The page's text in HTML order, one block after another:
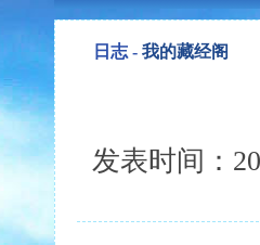
日志 - 我的藏经阁
发表时间：